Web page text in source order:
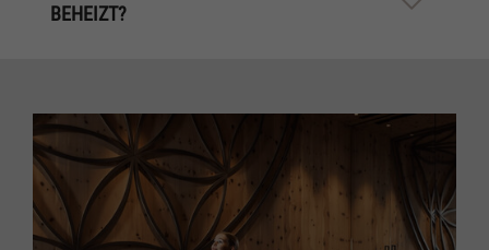
BEHEIZT?